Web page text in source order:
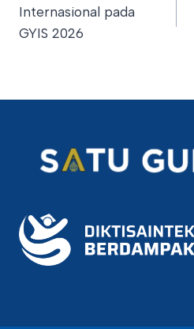
Internasional pada
GYIS 2026​